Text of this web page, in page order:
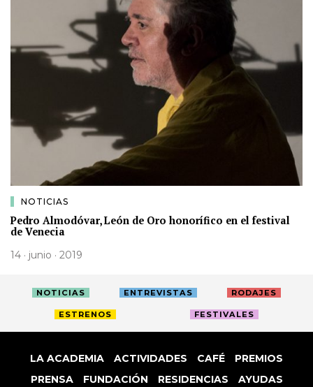
NOTICIAS
Pedro Almodóvar, León de Oro honorífico en el festival
de Venecia
14 · junio · 2019
NOTICIAS ENTREVISTAS RODAJES
ESTRENOS FESTIVALES
LA ACADEMIA ACTIVIDADES CAFÉ
PREMIOS
PRENSA
FUNDACIÓN RESIDENCIAS
AYUDAS